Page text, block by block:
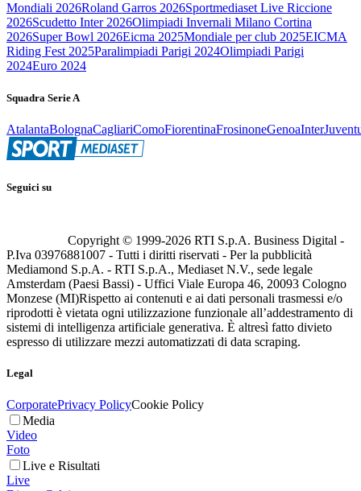
Mondiali 2026Roland Garros 2026Sportmediaset Live Riccione
2026Scudetto Inter 2026Olimpiadi Invernali Milano Cortina
2026Super Bowl 2026Eicma 2025Mondiale per club 2025EICMA
Riding Fest 2025Paralimpiadi Parigi 2024Olimpiadi Parigi
2024Euro 2024
Squadra Serie A
AtalantaBolognaCagliariComoFiorentinaFrosinoneGenoaInter
Seguici su
Copyright © 1999-2026 RTI S.p.A. Business Digital -
P.Iva 03976881007 - Tutti i diritti riservati - Per la pubblicità
Mediamond S.p.A. - RTI S.p.A., Mediaset N.V., sede legale
Amsterdam (Paesi Bassi) - Uffici Viale Europa 46, 20093 Cologno
Monzese (MI)Rispetto ai contenuti e ai dati personali trasmessi e/o
riprodotti è vietata ogni utilizzazione funzionale all’addestramento di
sistemi di intelligenza artificiale generativa. È altresì fatto divieto
espresso di utilizzare mezzi automatizzati di data scraping.
Legal
CorporatePrivacy PolicyCookie Policy
Media
Video
Foto
Live e Risultati
Live